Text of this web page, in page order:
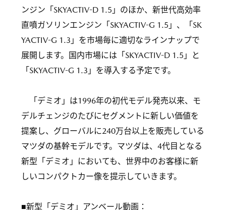
ンジン「SKYACTIV-D 1.5」のほか、新世代高効率
直噴ガソリンエンジン「SKYACTIV-G 1.5」、「SK
YACTIV-G 1.3」を市場毎に適切なラインナップで
展開します。国内市場には「SKYACTIV-D 1.5」と
「SKYACTIV-G 1.3」を導入する予定です。
「デミオ」は1996年の初代モデル発売以来、モ
デルチェンジのたびにセグメントに新しい価値を
提案し、グローバルに240万台以上を販売している
マツダの基幹モデルです。マツダは、4代目となる
新型「デミオ」においても、世界中のお客様に新
しいコンパクトカー像を提示していきます。
■新型「デミオ」アンベール動画：